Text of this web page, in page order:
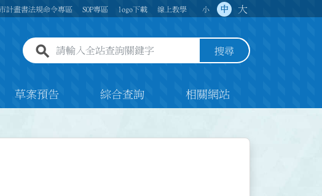
計畫書法規命令專區 SOP專區 logo下載 線上教學 小 中 大
全站查詢關鍵字欄位 搜尋
草案預告 綜合查詢 相關網站